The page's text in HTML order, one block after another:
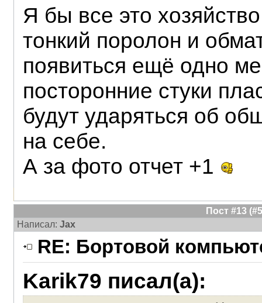
Я бы все это
тонкий поролон и
появиться ещё одно
посторонние стуки
будут ударяться об
на себе.
А за фото отчет +1
Пост #13
Написал: Jax
RE: Бортовой
Karik79 писал(а):